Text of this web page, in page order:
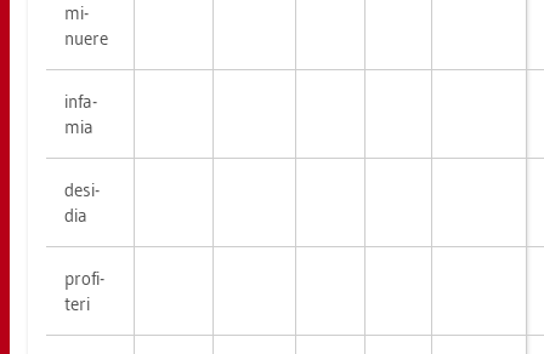
mi­
nue­re
in­fa­
mia
de­si­
dia
pro­fi­
te­ri